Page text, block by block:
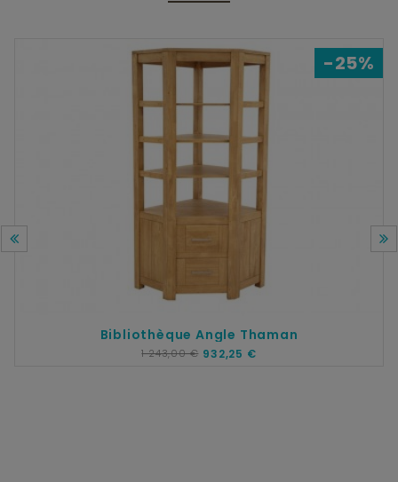
-25%
Bibliothèque Angle Thaman
1 243,00 € 932,25 €